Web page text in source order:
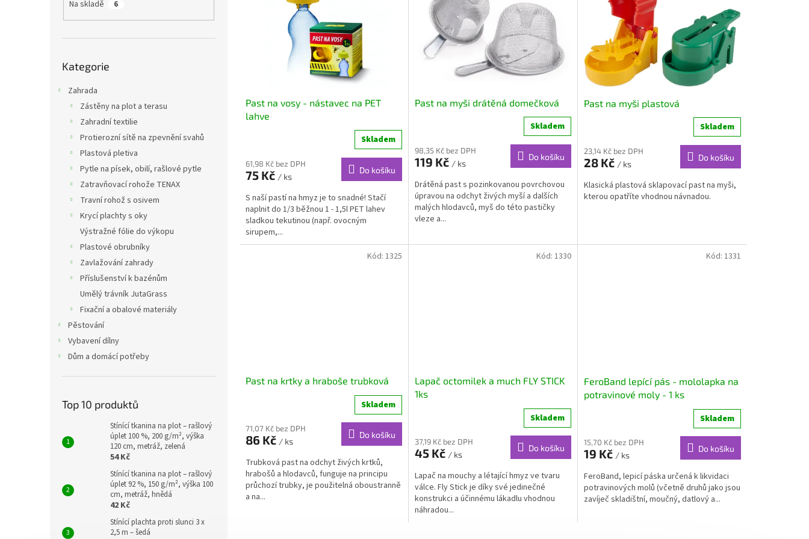
Na skladě 6
kategorie
Kategorie
Zahrada
Zástěny na plot a terasu
Zahradní textilie
Protierozní sítě na zpevnění svahů
Plastová pletiva
Pytle na písek, obilí, rašlové pytle
Zatravňovací rohože TENAX
Travní rohož s osivem
Krycí plachty s oky
Výstražné fólie do výkopu
Plastové obrubníky
Zavlažování zahrady
Příslušenství k bazénům
Umělý trávník JutaGrass
Fixační a obalové materiály
Pěstování
Vybavení dílny
Dům a domácí potřeby
Top 10 produktů
Stínící tkanina na plot – rašlový
úplet 100 %, 200 g/m², výška
120 cm, metráž, zelená
54 Kč
Stínící tkanina na plot – rašlový
úplet 92 %, 150 g/m², výška 100
cm, metráž, hnědá
42 Kč
Stínící plachta proti slunci 3 x
2,5 m – šedá
Past na vosy - nástavec na PET
lahve
Skladem
61,98 Kč bez DPH
75 Kč / ks
Do košíku
S naší pastí na hmyz je to snadné! Stačí
naplnit do 1/3 běžnou 1 - 1,5l PET lahev
sladkou tekutinou (např. ovocným
sirupem,...
Past na myši drátěná domečková
Skladem
98,35 Kč bez DPH
119 Kč / ks
Do košíku
Drátěná past s pozinkovanou povrchovou
úpravou na odchyt živých myší a dalších
malých hlodavců, myš do této pastičky
vleze a...
Past na myši plastová
Skladem
23,14 Kč bez DPH
28 Kč / ks
Do košíku
Klasická plastová sklapovací past na myši,
kterou opatříte vhodnou návnadou.
Past na krtky a hraboše trubková
Skladem
71,07 Kč bez DPH
86 Kč / ks
Do košíku
Trubková past na odchyt živých krtků,
hrabošů a hlodavců, funguje na principu
průchozí trubky, je použitelná oboustranně
a na...
Kód: 1325
Lapač octomilek a much FLY STICK
1ks
Skladem
37,19 Kč bez DPH
45 Kč / ks
Do košíku
Lapač na mouchy a létající hmyz ve tvaru
válce. Fly Stick je díky své jedinečné
konstrukci a účinnému lákadlu vhodnou
náhradou...
Kód: 1330
FeroBand lepící pás - mololapka na
potravinové moly - 1 ks
Skladem
15,70 Kč bez DPH
19 Kč / ks
Do košíku
FeroBand, lepicí páska určená k likvidaci
potravinových molů (včetně druhů jako jsou
zavíječ skladištní, moučný, datlový a...
Kód: 1331